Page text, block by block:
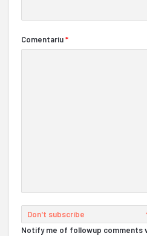
Comentariu*
Notify me of followup comments